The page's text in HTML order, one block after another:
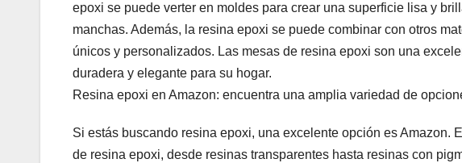
epoxi se puede verter en moldes para crear una superficie lisa y
manchas. Además, la resina epoxi se puede combinar con otros
únicos y personalizados. Las mesas de resina epoxi son una
duradera y elegante para su hogar.
Resina epoxi en Amazon: encuentra una amplia variedad de
Si estás buscando resina epoxi, una excelente opción es Amazon.
de resina epoxi, desde resinas transparentes hasta resinas con